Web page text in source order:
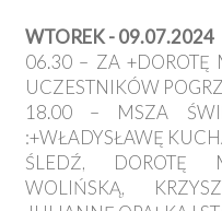
WTOREK - 09.07.2024
06.30 – ZA +DOROTĘ
UCZESTNIKÓW
18.00 – MSZA
:+WŁADYSŁAWĘ
ŚLEDŹ, DOROTĘ
WOLIŃSKĄ,